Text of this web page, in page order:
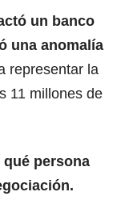
un banco
una anomalía
representar la
11 millones de
persona